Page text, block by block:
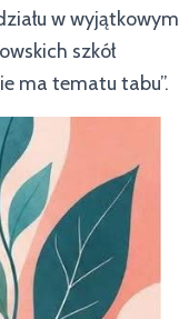
w wyjątkowym
szkół
ma tematu tabu”.